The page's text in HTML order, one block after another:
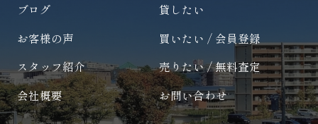
ブログ
貸したい
お客様の声
買いたい / 会員登録
スタッフ紹介
売りたい / 無料査定
会社概要
お問い合わせ